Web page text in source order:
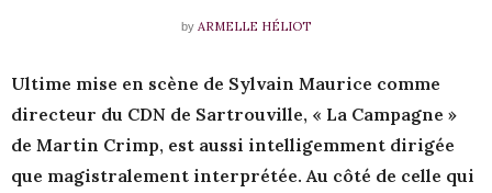
by ARMELLE HÉLIOT
Ultime mise en scène de Sylvain Maurice comme
directeur du CDN de Sartrouville, « La Campagne »
de Martin Crimp, est aussi intelligemment dirigée
que magistralement interprétée. Au côté de celle qui